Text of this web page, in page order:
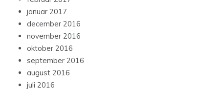
januar 2017
december 2016
november 2016
oktober 2016
september 2016
august 2016
juli 2016